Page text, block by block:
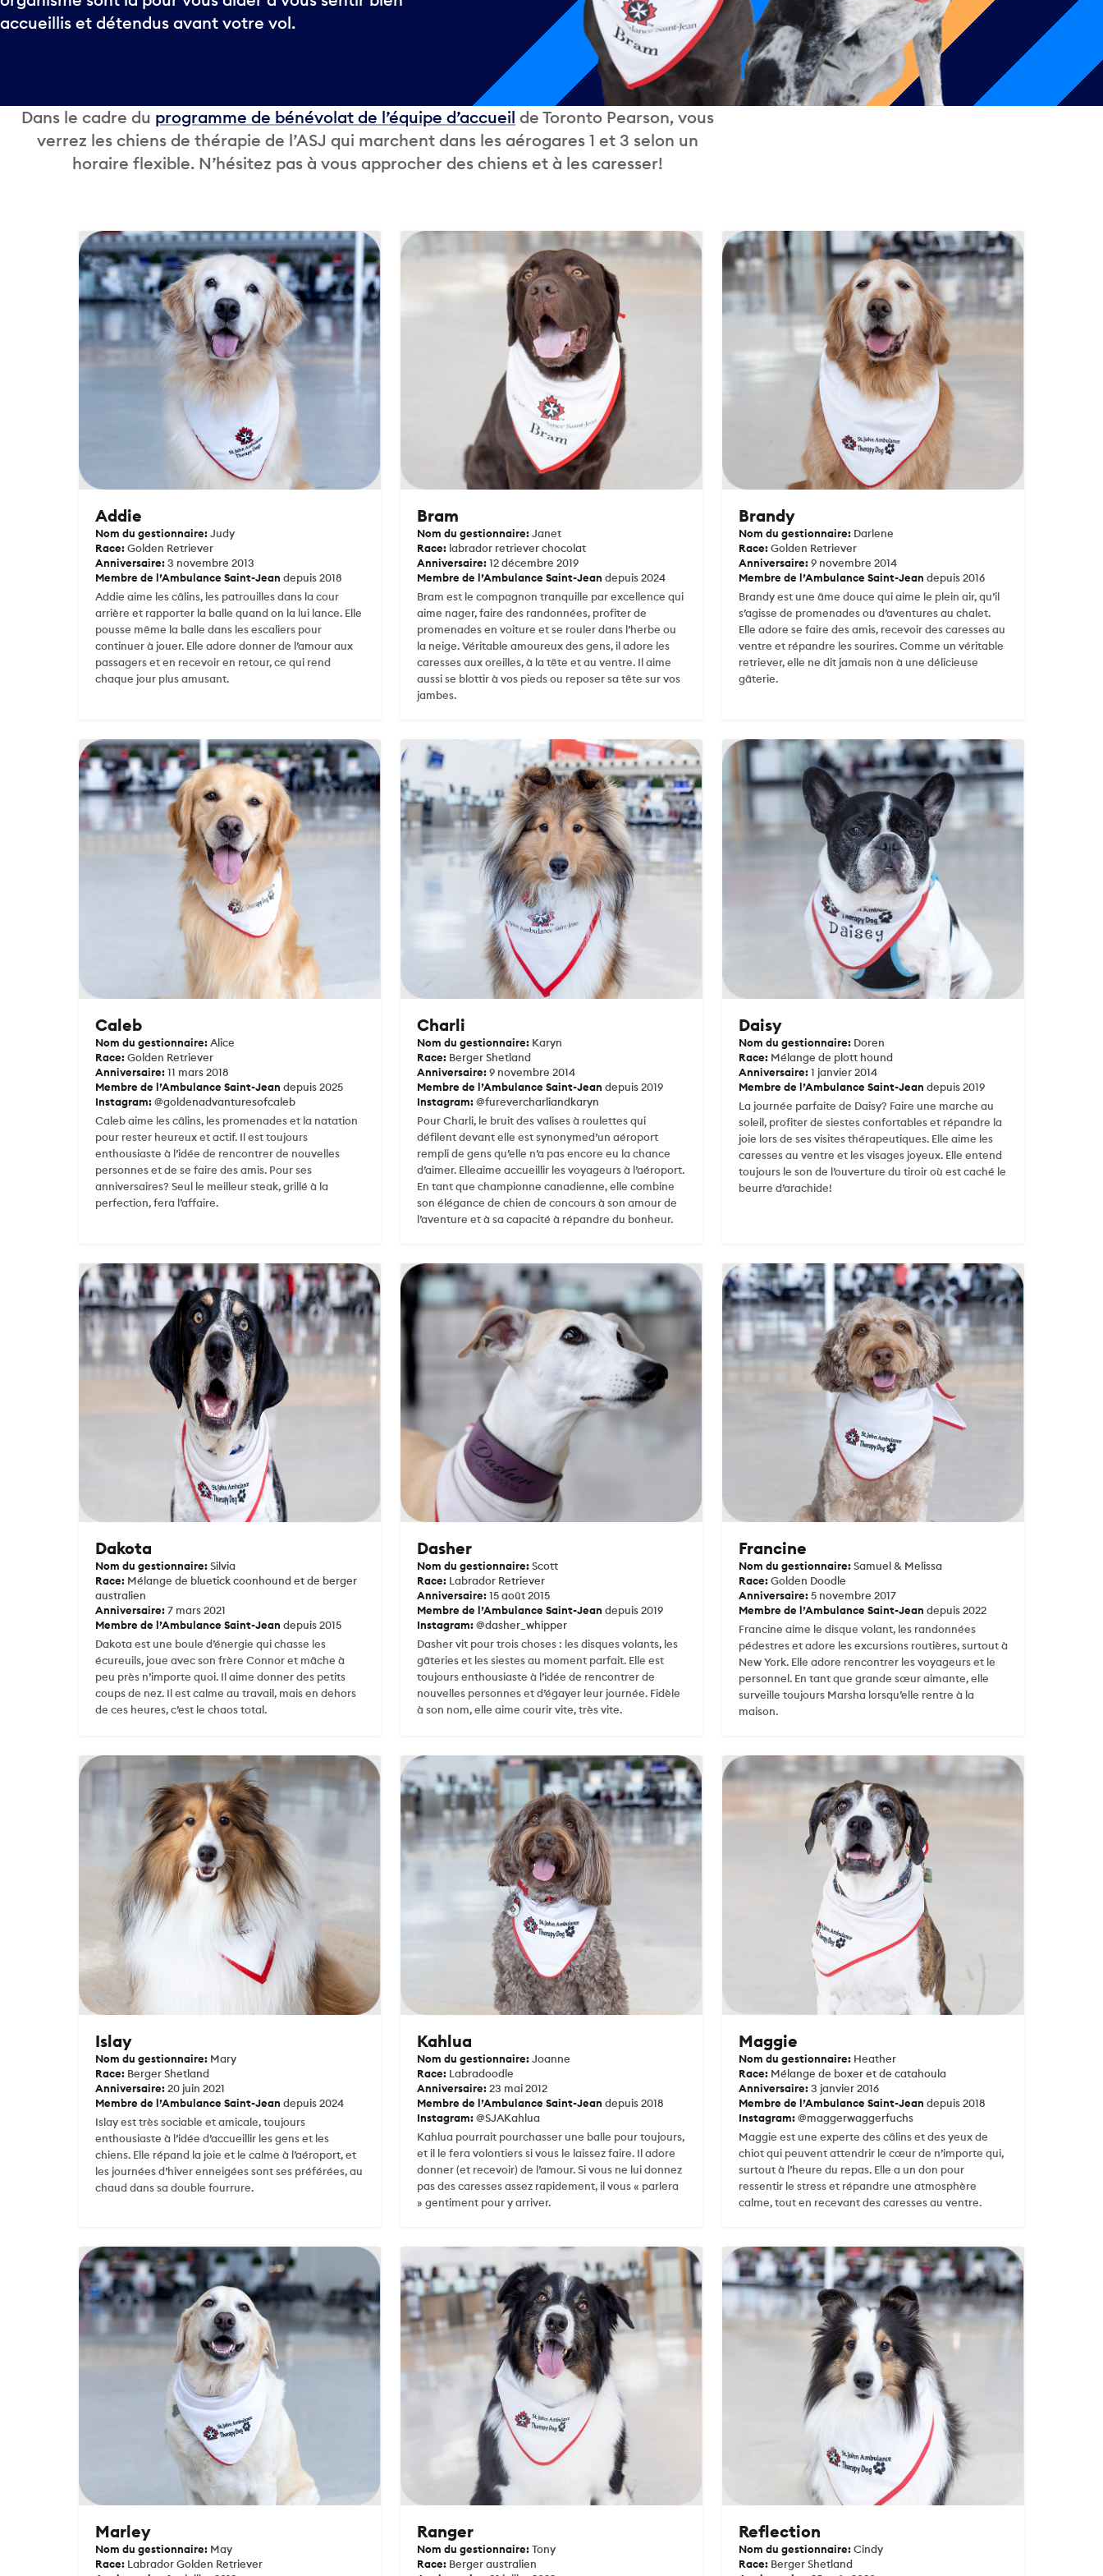
accueillis et détendus avant votre vol.
Dans le cadre du programme de bénévolat de l’équipe d’accueil de Toronto Pearson, vous
verrez les chiens de thérapie de l’ASJ qui marchent dans les aérogares 1 et 3 selon un
horaire flexible. N’hésitez pas à vous approcher des chiens et à les caresser!
Addie
Nom du gestionnaire:Judy
Race:Golden Retriever
Anniversaire:3 novembre 2013
Membre de l’Ambulance Saint-Jean depuis 2018
Addie aime les câlins, les patrouilles dans la cour
arrière et rapporter la balle quand on la lui lance. Elle
pousse même la balle dans les escaliers pour
continuer à jouer. Elle adore donner de l’amour aux
passagers et en recevoir en retour, ce qui rend
chaque jour plus amusant.
Bram
Nom du gestionnaire:Janet
Race: labrador retriever chocolat
Anniversaire:12 décembre 2019
Membre de l’Ambulance Saint-Jean depuis 2024
Bram est le compagnon tranquille par excellence qui
aime nager, faire des randonnées, profiter de
promenades en voiture et se rouler dans l’herbe ou
la neige. Véritable amoureux des gens, il adore les
caresses aux oreilles, à la tête et au ventre. Il aime
aussi se blottir à vos pieds ou reposer sa tête sur vos
jambes.
Brandy
Nom du gestionnaire: Darlene
Race:Golden Retriever
Anniversaire:9 novembre 2014
Membre de l’Ambulance Saint-Jean depuis 2016
Brandy est une âme douce qui aime le plein air, qu’il
s’agisse de promenades ou d’aventures au chalet.
Elle adore se faire des amis, recevoir des caresses au
ventre et répandre les sourires. Comme un véritable
retriever, elle ne dit jamais non à une délicieuse
gâterie.
Caleb
Nom du gestionnaire:Alice
Race:Golden Retriever
Anniversaire:11 mars 2018
Membre de l’Ambulance Saint-Jean depuis 2025
Instagram:@goldenadvanturesofcaleb
Caleb aime les câlins, les promenades et la natation
pour rester heureux et actif. Il est toujours
enthousiaste à l’idée de rencontrer de nouvelles
personnes et de se faire des amis. Pour ses
anniversaires? Seul le meilleur steak, grillé à la
perfection, fera l’affaire.
Charli
Nom du gestionnaire: Karyn
Race: Berger Shetland
Anniversaire:9 novembre 2014
Membre de l’Ambulance Saint-Jean depuis 2019
Instagram:@furevercharliandkaryn
Pour Charli, le bruit des valises à roulettes qui
défilent devant elle est synonymed’un aéroport
rempli de gens qu’elle n’a pas encore eu la chance
d’aimer. Elleaime accueillir les voyageurs à l’aéroport.
En tant que championne canadienne, elle combine
son élégance de chien de concours à son amour de
l’aventure et à sa capacité à répandre du bonheur.
Daisy
Nom du gestionnaire: Doren
Race: Mélange de plott hound
Anniversaire:1 janvier 2014
Membre de l’Ambulance Saint-Jean depuis 2019
La journée parfaite de Daisy? Faire une marche au
soleil, profiter de siestes confortables et répandre la
joie lors de ses visites thérapeutiques. Elle aime les
caresses au ventre et les visages joyeux. Elle entend
toujours le son de l’ouverture du tiroir où est caché le
beurre d’arachide!
Dakota
Nom du gestionnaire:Silvia
Race: Mélange de bluetick coonhound et de berger
australien
Anniversaire:7 mars 2021
Membre de l’Ambulance Saint-Jean depuis 2015
Dakota est une boule d’énergie qui chasse les
écureuils, joue avec son frère Connor et mâche à
peu près n’importe quoi. Il aime donner des petits
coups de nez. Il est calme au travail, mais en dehors
de ces heures, c’est le chaos total.
Dasher
Nom du gestionnaire:Scott
Race: Labrador Retriever
Anniversaire:15 août 2015
Membre de l’Ambulance Saint-Jean depuis 2019
Instagram:@dasher_whipper
Dasher vit pour trois choses : les disques volants, les
gâteries et les siestes au moment parfait. Elle est
toujours enthousiaste à l’idée de rencontrer de
nouvelles personnes et d’égayer leur journée. Fidèle
à son nom, elle aime courir vite, très vite.
Francine
Nom du gestionnaire:Samuel & Melissa
Race:Golden Doodle
Anniversaire:5 novembre 2017
Membre de l’Ambulance Saint-Jean depuis 2022
Francine aime le disque volant, les randonnées
pédestres et adore les excursions routières, surtout à
New York. Elle adore rencontrer les voyageurs et le
personnel. En tant que grande sœur aimante, elle
surveille toujours Marsha lorsqu’elle rentre à la
maison.
Islay
Nom du gestionnaire: Mary
Race: Berger Shetland
Anniversaire:20 juin 2021
Membre de l’Ambulance Saint-Jean depuis 2024
Islay est très sociable et amicale, toujours
enthousiaste à l’idée d’accueillir les gens et les
chiens. Elle répand la joie et le calme à l’aéroport, et
les journées d’hiver enneigées sont ses préférées, au
chaud dans sa double fourrure.
Kahlua
Nom du gestionnaire:Joanne
Race: Labradoodle
Anniversaire:23 mai 2012
Membre de l’Ambulance Saint-Jean depuis 2018
Instagram:@SJAKahlua
Kahlua pourrait pourchasser une balle pour toujours,
et il le fera volontiers si vous le laissez faire. Il adore
donner (et recevoir) de l’amour. Si vous ne lui donnez
pas des caresses assez rapidement, il vous « parlera
» gentiment pour y arriver.
Maggie
Nom du gestionnaire: Heather
Race: Mélange de boxer et de catahoula
Anniversaire:3 janvier 2016
Membre de l’Ambulance Saint-Jean depuis 2018
Instagram:@maggerwaggerfuchs
Maggie est une experte des câlins et des yeux de
chiot qui peuvent attendrir le cœur de n’importe qui,
surtout à l’heure du repas. Elle a un don pour
ressentir le stress et répandre une atmosphère
calme, tout en recevant des caresses au ventre.
Marley
Nom du gestionnaire: May
Race: Labrador Golden Retriever
Ranger
Nom du gestionnaire:Tony
Race: Berger australien
Reflection
Nom du gestionnaire:Cindy
Race: Berger Shetland